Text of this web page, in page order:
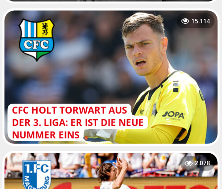
CFC HOLT TORWART AUS
DER 3. LIGA: ER IST DIE NEUE
NUMMER EINS
15.114
2.078